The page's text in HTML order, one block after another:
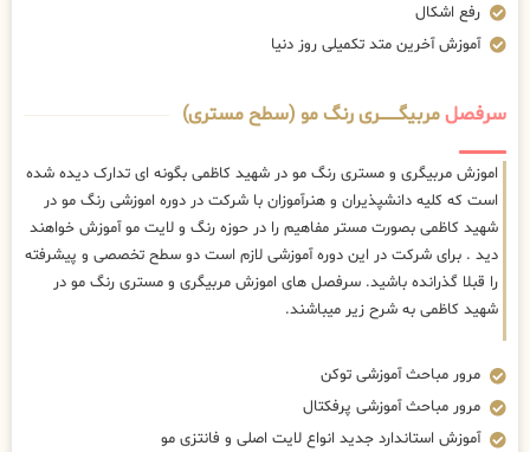
رفع اشکال
آموزش آخرین متد تکمیلی روز دنیا
سرفصلمربیگــــــــری رنگ مو (سطح مستری)
اموزش مربیگری و مستری رنگ مو در شهید کاظمی بگونه ای تدارک دیده شده
است که کلیه دانشپذیران و هنرآموزان با شرکت در دوره اموزشی رنگ مو در
شهید کاظمی بصورت مستر مفاهیم را در حوزه رنگ و لایت مو آموزش خواهند
دید . برای شرکت در این دوره آموزشی لازم است دو سطح تخصصی و پیشرفته
را قبلا گذرانده باشید. سرفصل های اموزش مربیگری و مستری رنگ مو در
شهید کاظمی به شرح زیر میباشند.
مرور مباحث آموزشی توکن
مرور مباحث آموزشی پرفکتال
آموزش استاندارد جدید انواع لایت اصلی و فانتزی مو